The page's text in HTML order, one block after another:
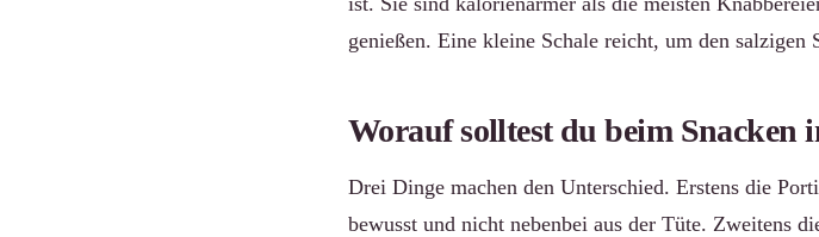
genießen. Eine kleine Schale reicht, um den salzigen
Worauf solltest du beim Snacken
Drei Dinge machen den Unterschied. Erstens die
bewusst und nicht nebenbei aus der Tüte. Zweitens